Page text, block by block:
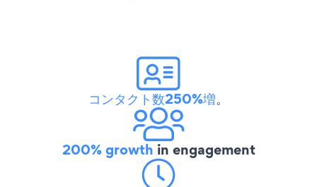
コンタクト数250%増。
200% growth in engagement